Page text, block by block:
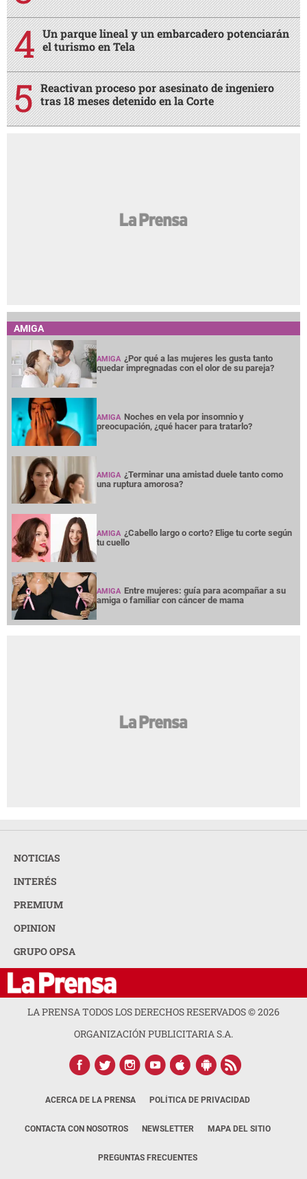
Un parque lineal y un embarcadero potenciarán
el turismo en Tela
Reactivan proceso por asesinato de ingeniero
tras 18 meses detenido en la Corte
AMIGA
AMIGA ¿Por qué a las mujeres les gusta tanto
quedar impregnadas con el olor de su pareja?
AMIGA Noches en vela por insomnio y
preocupación, ¿qué hacer para tratarlo?
AMIGA ¿Terminar una amistad duele tanto como
una ruptura amorosa?
AMIGA ¿Cabello largo o corto? Elige tu corte según
tu cuello
AMIGA Entre mujeres: guía para acompañar a su
amiga o familiar con cáncer de mama
NOTICIAS
INTERÉS
PREMIUM
OPINION
GRUPO OPSA
LA PRENSA TODOS LOS DERECHOS RESERVADOS ©2026
ORGANIZACIÓN PUBLICITARIA S.A.
ACERCA DE LA PRENSA POLÍTICA DE PRIVACIDAD
CONTACTA CON NOSOTROS NEWSLETTER MAPA DEL SITIO
PREGUNTAS FRECUENTES